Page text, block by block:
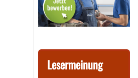
Lesermeinung